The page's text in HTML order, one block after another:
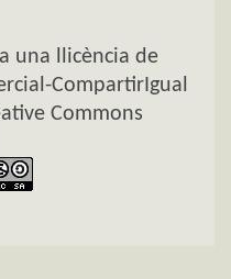
una llicència de
CompartirIgual
Commons